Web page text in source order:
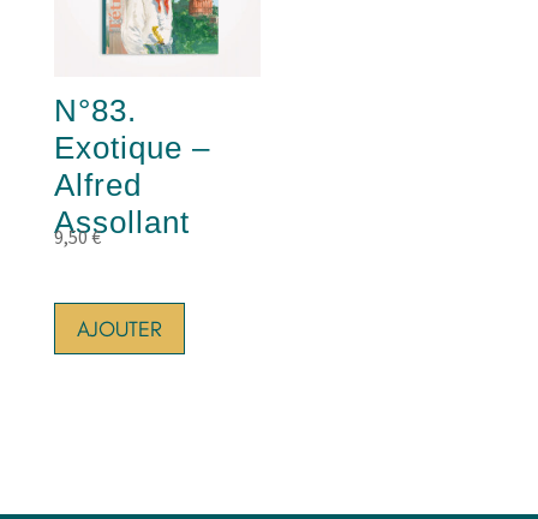
N°83.
Exotique –
Alfred
Assollant
9,50€
AJOUTER